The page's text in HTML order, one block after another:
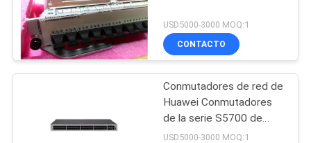
USD5000-3000 MOQ:1
CONTACTO
Conmutadores de red de
Huawei Conmutadores
de la serie S5700 de
Huawei S5735-L48P4X-
USD5000-3000 MOQ:1